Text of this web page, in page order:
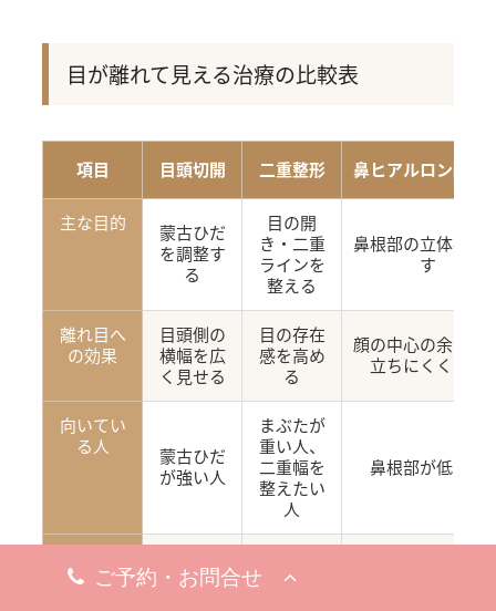
目が離れて見える治療の比較表
項目 目頭切開 二重整形 鼻ヒアルロン酸注
主な目的
蒙古ひだ
を調整す
る
目の開
き・二重
ラインを
整える
鼻根部の立体感を
す
離れ目へ
の効果
目頭側の
横幅を広
く見せる
目の存在
感を高め
る
顔の中心の余白を
立ちにくくする
向いてい
る人
蒙古ひだ
が強い人
まぶたが
重い人、
二重幅を
整えたい
人
鼻根部が低い人
イム
腫れ・内
出血・赤
比較的短